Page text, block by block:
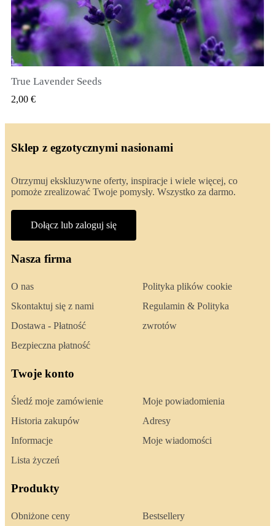
SZYBKI PODGLĄD
True Lavender Seeds
2,00 €
Sklep z egzotycznymi nasionami
Otrzymuj ekskluzywne oferty, inspiracje i wiele więcej, co
pomoże zrealizować Twoje pomysły. Wszystko za darmo.
Dołącz lub zaloguj się
Nasza firma
O nas
Skontaktuj się z nami
Dostawa - Płatność
Bezpieczna płatność
Polityka plików cookie
Regulamin & Polityka
zwrotów
Twoje konto
Śledź moje zamówienie
Historia zakupów
Informacje
Lista życzeń
Moje powiadomienia
Adresy
Moje wiadomości
Produkty
Obniżone ceny Bestsellery